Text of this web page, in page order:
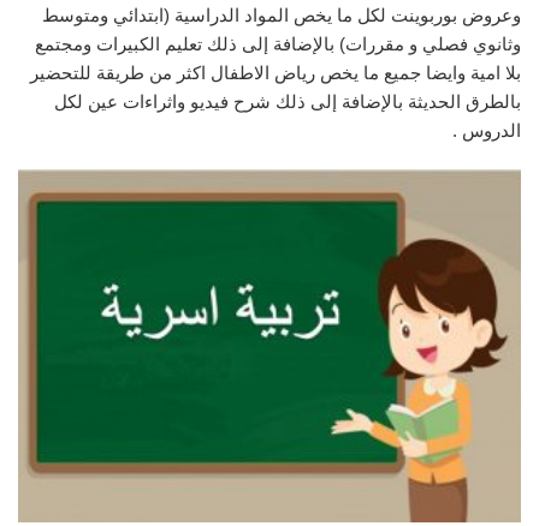
وعروض بوربوينت لكل ما يخص المواد الدراسية (ابتدائي ومتوسط
وثانوي فصلي و مقررات) بالإضافة إلى ذلك تعليم الكبيرات ومجتمع
بلا امية وايضا جميع ما يخص رياض الاطفال اكثر من طريقة للتحضير
بالطرق الحديثة بالإضافة إلى ذلك شرح فيديو واثراءات عين لكل
الدروس .